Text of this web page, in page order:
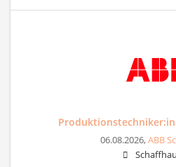
Produktionstechniker:in
06.08.2026,ABB